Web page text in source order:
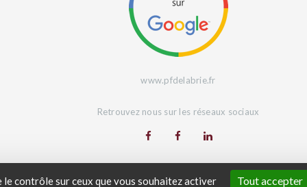
contrôle sur ceux que vous souhaitez activer Tout accepter
www.pfdelabrie.fr
Retrouvez nous sur les réseaux sociaux
L'Agence Digeetal